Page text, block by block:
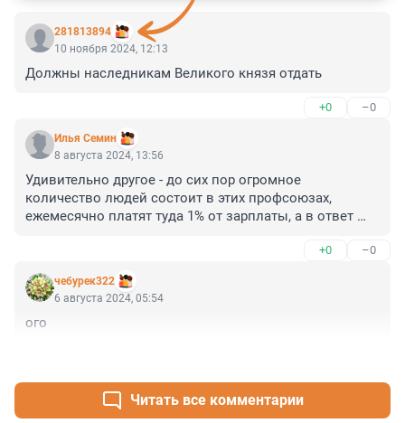
281813894
10 ноября 2024, 12:13
Должны наследникам Великого князя отдать
+0 –0
Илья Семин
8 августа 2024, 13:56
Удивительно другое - до сих пор огромное
количество людей состоит в этих профсоюзах,
ежемесячно платят туда 1% от зарплаты, а в ответ
+0 –0
чебурек322
6 августа 2024, 05:54
ого
Читать все комментарии